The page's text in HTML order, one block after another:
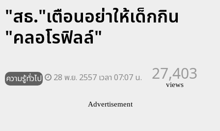
"สธ."เตือนอย่าให้เด็กกิน
"คลอโรฟิลล์"
ความรู้ทั่วไป 28 พ.ย. 2557 เวลา 07:07 น. 27,403
views
Advertisement